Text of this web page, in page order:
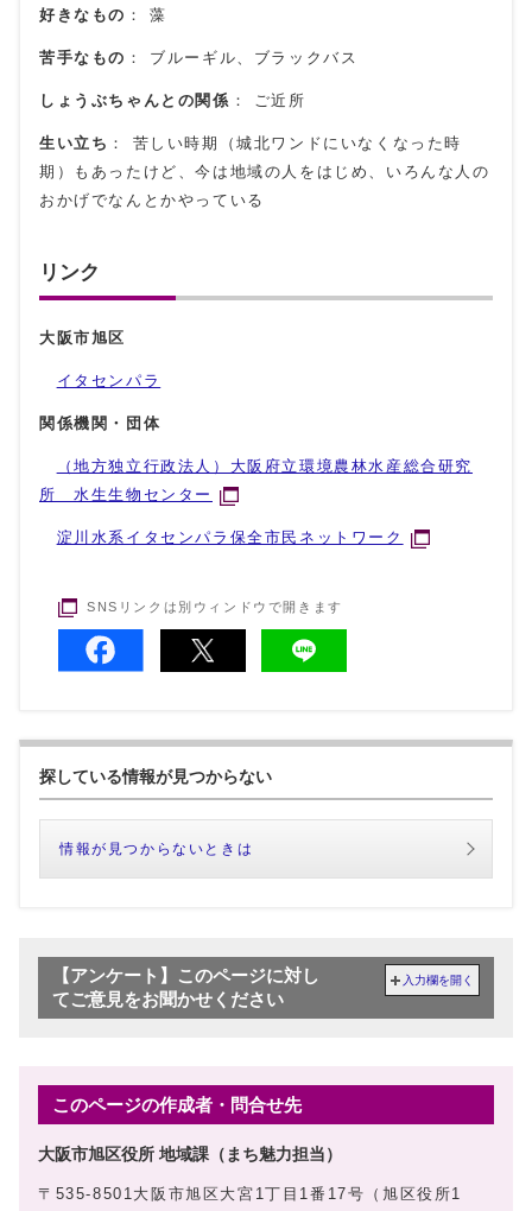
好きなもの ： 藻
苦手なもの ： ブルーギル、ブラックバス
しょうぶちゃんとの関係 ： ご近所
生い立ち ： 苦しい時期（城北ワンドにいなくなった時
期）もあったけど、今は地域の人をはじめ、いろんな人の
おかげでなんとかやっている
リンク
大阪市旭区
イタセンパラ
関係機関・団体
（地方独立行政法人）大阪府立環境農林水産総合研究
所 水生生物センター
淀川水系イタセンパラ保全市民ネットワーク
SNSリンクは別ウィンドウで開きます
探している情報が見つからない
情報が見つからないときは
【アンケート】このページに対し
てご意見をお聞かせください
入力欄を開く
このページの作成者・問合せ先
大阪市旭区役所 地域課（まち魅力担当）
〒535-8501大阪市旭区大宮1丁目1番17号（旭区役所1